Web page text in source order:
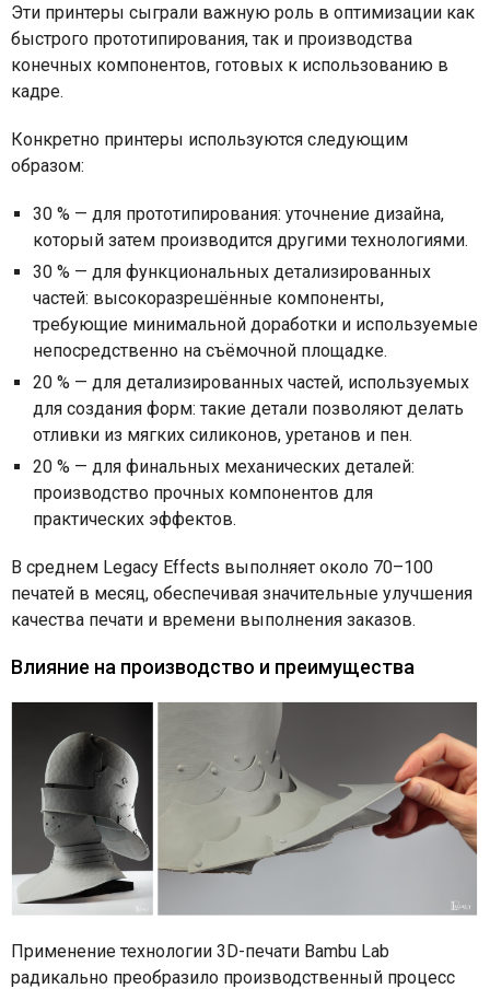
Эти принтеры сыграли важную роль в оптимизации как
быстрого прототипирования, так и производства
конечных компонентов, готовых к использованию в
кадре.
Конкретно принтеры используются следующим
образом:
30 % — для прототипирования: уточнение дизайна,
который затем производится другими технологиями.
30 % — для функциональных детализированных
частей: высокоразрешённые компоненты,
требующие минимальной доработки и используемые
непосредственно на съёмочной площадке.
20 % — для детализированных частей, используемых
для создания форм: такие детали позволяют делать
отливки из мягких силиконов, уретанов и пен.
20 % — для финальных механических деталей:
производство прочных компонентов для
практических эффектов.
В среднем Legacy Effects выполняет около 70–100
печатей в месяц, обеспечивая значительные улучшения
качества печати и времени выполнения заказов.
Влияние на производство и преимущества
Применение технологии 3D-печати Bambu Lab
радикально преобразило производственный процесс